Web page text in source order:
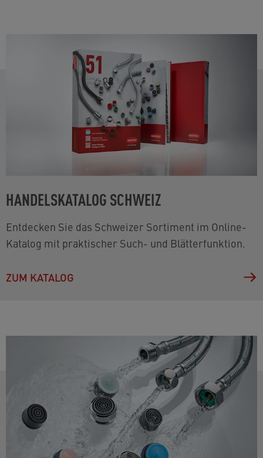
HANDELSKATALOG SCHWEIZ
Entdecken Sie das Schweizer Sortiment im Online-
Katalog mit praktischer Such- und Blätterfunktion.
ZUM KATALOG